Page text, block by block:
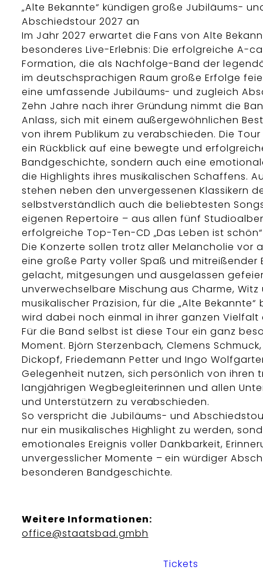
„Alte Bekannte“ kündigen große Jubiläums-
Abschiedstour 2027 an
Im Jahr 2027 erwartet die Fans von Alte
besonderes Live-Erlebnis: Die erfolgreiche A-
Formation, die als Nachfolge-Band der
im deutschsprachigen Raum große Erfolge
eine umfassende Jubiläums- und zugleich
Zehn Jahre nach ihrer Gründung nimmt die
Anlass, sich mit einem außergewöhnlichen
von ihrem Publikum zu verabschieden. Die
ein Rückblick auf eine bewegte und
Bandgeschichte, sondern auch eine
die Highlights ihres musikalischen Schaffens.
stehen neben den unvergessenen Klassikern
selbstverständlich auch die beliebtesten
eigenen Repertoire – aus allen fünf
erfolgreiche Top-Ten-CD „Das Leben ist
Die Konzerte sollen trotz aller Melancholie vor
eine große Party voller Spaß und mitreißender
gelacht, mitgesungen und ausgelassen
unverwechselbare Mischung aus Charme, Witz
musikalischer Präzision, für die „Alte Bekannte“
wird dabei noch einmal in ihrer ganzen Vielfalt
Für die Band selbst ist diese Tour ein ganz
Moment. Björn Sterzenbach, Clemens Schmuck,
Dickopf, Friedemann Petter und Ingo
Gelegenheit nutzen, sich persönlich von ihren
langjährigen Wegbegleiterinnen und allen
und Unterstützern zu verabschieden.
So verspricht die Jubiläums- und
nur ein musikalisches Highlight zu werden,
emotionales Ereignis voller Dankbarkeit,
unvergesslicher Momente – ein würdiger
besonderen Bandgeschichte.
Weitere Informationen:
office@staatsbad.gmbh
Tickets